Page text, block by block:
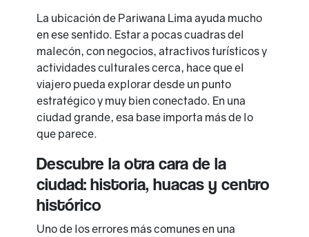
La ubicación de Pariwana Lima ayuda mucho
en ese sentido. Estar a pocas cuadras del
malecón, con negocios, atractivos turísticos y
actividades culturales cerca, hace que el
viajero pueda explorar desde un punto
estratégico y muy bien conectado. En una
ciudad grande, esa base importa más de lo
que parece.
Descubre la otra cara de la
ciudad: historia, huacas y centro
histórico
Uno de los errores más comunes en una